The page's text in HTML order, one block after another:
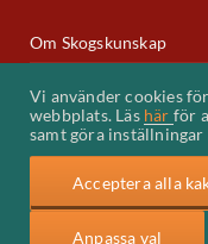
Om Skogskunskap
Kakor (cookies)
Vi använder cookies
webbplats. Läs här för
samt göra inställningar
Acceptera alla
Anpassa val